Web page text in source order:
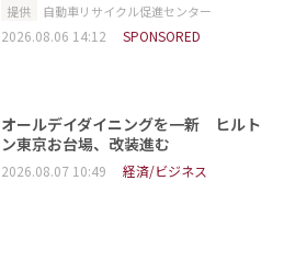
提供 自動車リサイクル促進センター
2026.08.06 14:12 SPONSORED
オールデイダイニングを一新 ヒルト
ン東京お台場、改装進む
2026.08.07 10:49 経済/ビジネス